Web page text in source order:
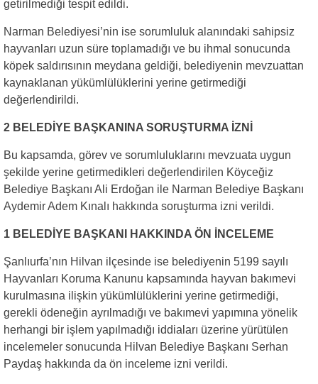
getirilmediği tespit edildi.
Narman Belediyesi’nin ise sorumluluk alanındaki sahipsiz
hayvanları uzun süre toplamadığı ve bu ihmal sonucunda
köpek saldırısının meydana geldiği, belediyenin mevzuattan
kaynaklanan yükümlülüklerini yerine getirmediği
değerlendirildi.
2 BELEDİYE BAŞKANINA SORUŞTURMA İZNİ
Bu kapsamda, görev ve sorumluluklarını mevzuata uygun
şekilde yerine getirmedikleri değerlendirilen Köyceğiz
Belediye Başkanı Ali Erdoğan ile Narman Belediye Başkanı
Aydemir Adem Kınalı hakkında soruşturma izni verildi.
1 BELEDİYE BAŞKANI HAKKINDA ÖN İNCELEME
Şanlıurfa’nın Hilvan ilçesinde ise belediyenin 5199 sayılı
Hayvanları Koruma Kanunu kapsamında hayvan bakımevi
kurulmasına ilişkin yükümlülüklerini yerine getirmediği,
gerekli ödeneğin ayrılmadığı ve bakımevi yapımına yönelik
herhangi bir işlem yapılmadığı iddiaları üzerine yürütülen
incelemeler sonucunda Hilvan Belediye Başkanı Serhan
Paydaş hakkında da ön inceleme izni verildi.